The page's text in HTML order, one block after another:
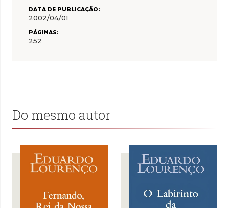
DATA DE PUBLICAÇÃO:
2002/04/01
PÁGINAS:
252
Do mesmo autor